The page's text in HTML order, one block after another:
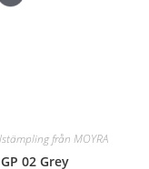
från MOYRA
02 Grey